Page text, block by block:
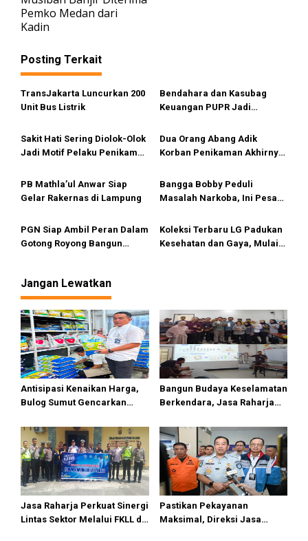
i
g
s
i
p
s
Pemko Medan dari
Kadin
Posting Terkait
TransJakarta Luncurkan 200
Unit Bus Listrik
Bendahara dan Kasubag
Keuangan PUPR Jadi
Sakit Hati Sering Diolok-Olok
Jadi Motif Pelaku Penikaman
Dua Orang Abang Adik
Korban Penikaman Akhirnya
PB Mathla’ul Anwar Siap
Gelar Rakernas di Lampung
Bangga Bobby Peduli
Masalah Narkoba, Ini Pesan
PGN Siap Ambil Peran Dalam
Gotong Royong Bangun
Koleksi Terbaru LG Padukan
Kesehatan dan Gaya, Mulai
Jangan Lewatkan
Antisipasi Kenaikan Harga,
Bulog Sumut Gencarkan
Premium
Bangun Budaya Keselamatan
Berkendara, Jasa Raharja
Pasifik Medan Industri
Jasa Raharja Perkuat Sinergi
Lintas Sektor Melalui FKLL di
Pastikan Pekayanan
Maksimal, Direksi Jasa